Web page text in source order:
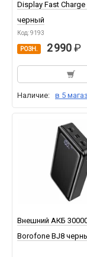
Display Fast Charge
черный
Код: 9193
РОЗН. 2 990
Наличие: в 5
Внешний АКБ
Borofone BJ8